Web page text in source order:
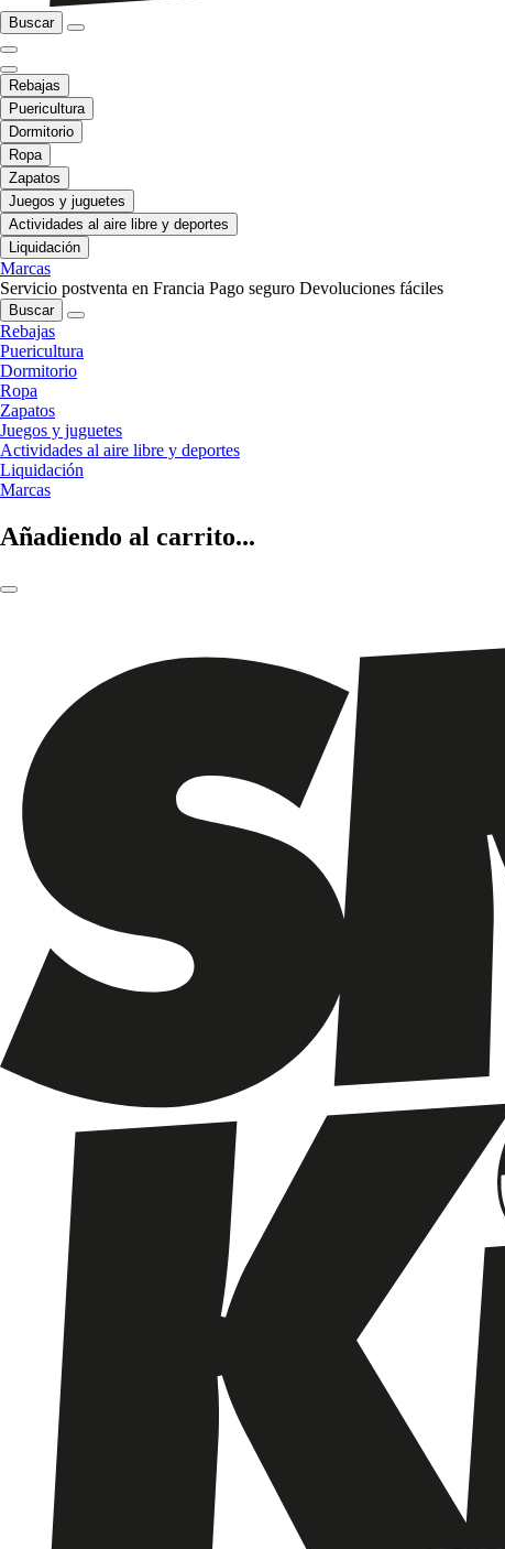
Buscar
Rebajas
Puericultura
Dormitorio
Ropa
Zapatos
Juegos y juguetes
Actividades al aire libre y deportes
Liquidación
Marcas
Servicio postventa en Francia Pago seguro Devoluciones fáciles
Buscar
Rebajas
Puericultura
Dormitorio
Ropa
Zapatos
Juegos y juguetes
Actividades al aire libre y deportes
Liquidación
Marcas
Añadiendo al carrito...